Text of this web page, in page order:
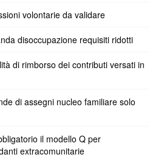
volontarie da validare
disoccupazione requisiti ridotti
di rimborso dei contributi versati in
di assegni nucleo familiare solo
il modello Q per
extracomunitarie